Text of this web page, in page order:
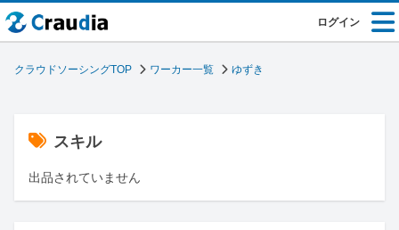
ログイン
クラウドソーシングTOP ワーカー一覧 ゆずき
スキル
出品されていません